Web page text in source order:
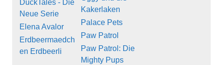
DuckTales - Die
Neue Serie
Elena Avalor
Erdbeermaedch
en Erdbeerli
Kakerlaken
Palace Pets
Paw Patrol
Paw Patrol: Die
Mighty Pups